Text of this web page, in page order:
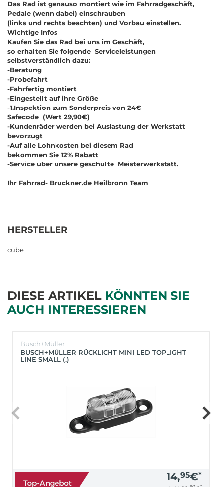
Das Rad ist genauso montiert wie im Fahrradgeschäft,
Pedale (wenn dabei) einschrauben
(links und rechts beachten) und Vorbau einstellen.
Wichtige Infos
Kaufen Sie das Rad bei uns im Geschäft,
so erhalten Sie folgende Serviceleistungen
selbstverständlich dazu:
-Beratung
-Probefahrt
-Fahrfertig montiert
-Eingestellt auf ihre Größe
-1.Inspektion zum Sonderpreis von 24€
Safecode (Wert 29,90€)
-Kundenräder werden bei Auslastung der Werkstatt
bevorzugt
-Auf alle Lohnkosten bei diesem Rad
bekommen Sie 12% Rabatt
-Service über unsere geschulte Meisterwerkstatt.
Ihr Fahrrad- Bruckner.de Heilbronn Team
HERSTELLER
cube
DIESE ARTIKEL KÖNNTEN SIE
AUCH INTERESSIEREN
Busch+Müller
BUSCH+MÜLLER RÜCKLICHT MINI LED TOPLIGHT
LINE SMALL (.)
14,95€*